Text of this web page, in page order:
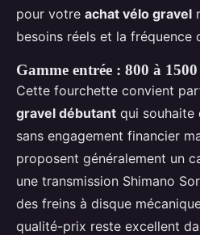
pour votre achat vélo gravel
besoins réels et la fréquence
Gamme entrée : 800 à
Cette fourchette convient
gravel débutant qui souhaite
sans engagement financier
proposent généralement un
une transmission Shimano
des freins à disque
qualité-prix reste excellent